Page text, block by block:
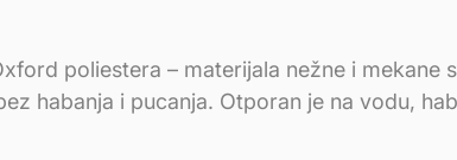
poliestera – materijala nežne i
habanja i pucanja. Otporan je na vodu,